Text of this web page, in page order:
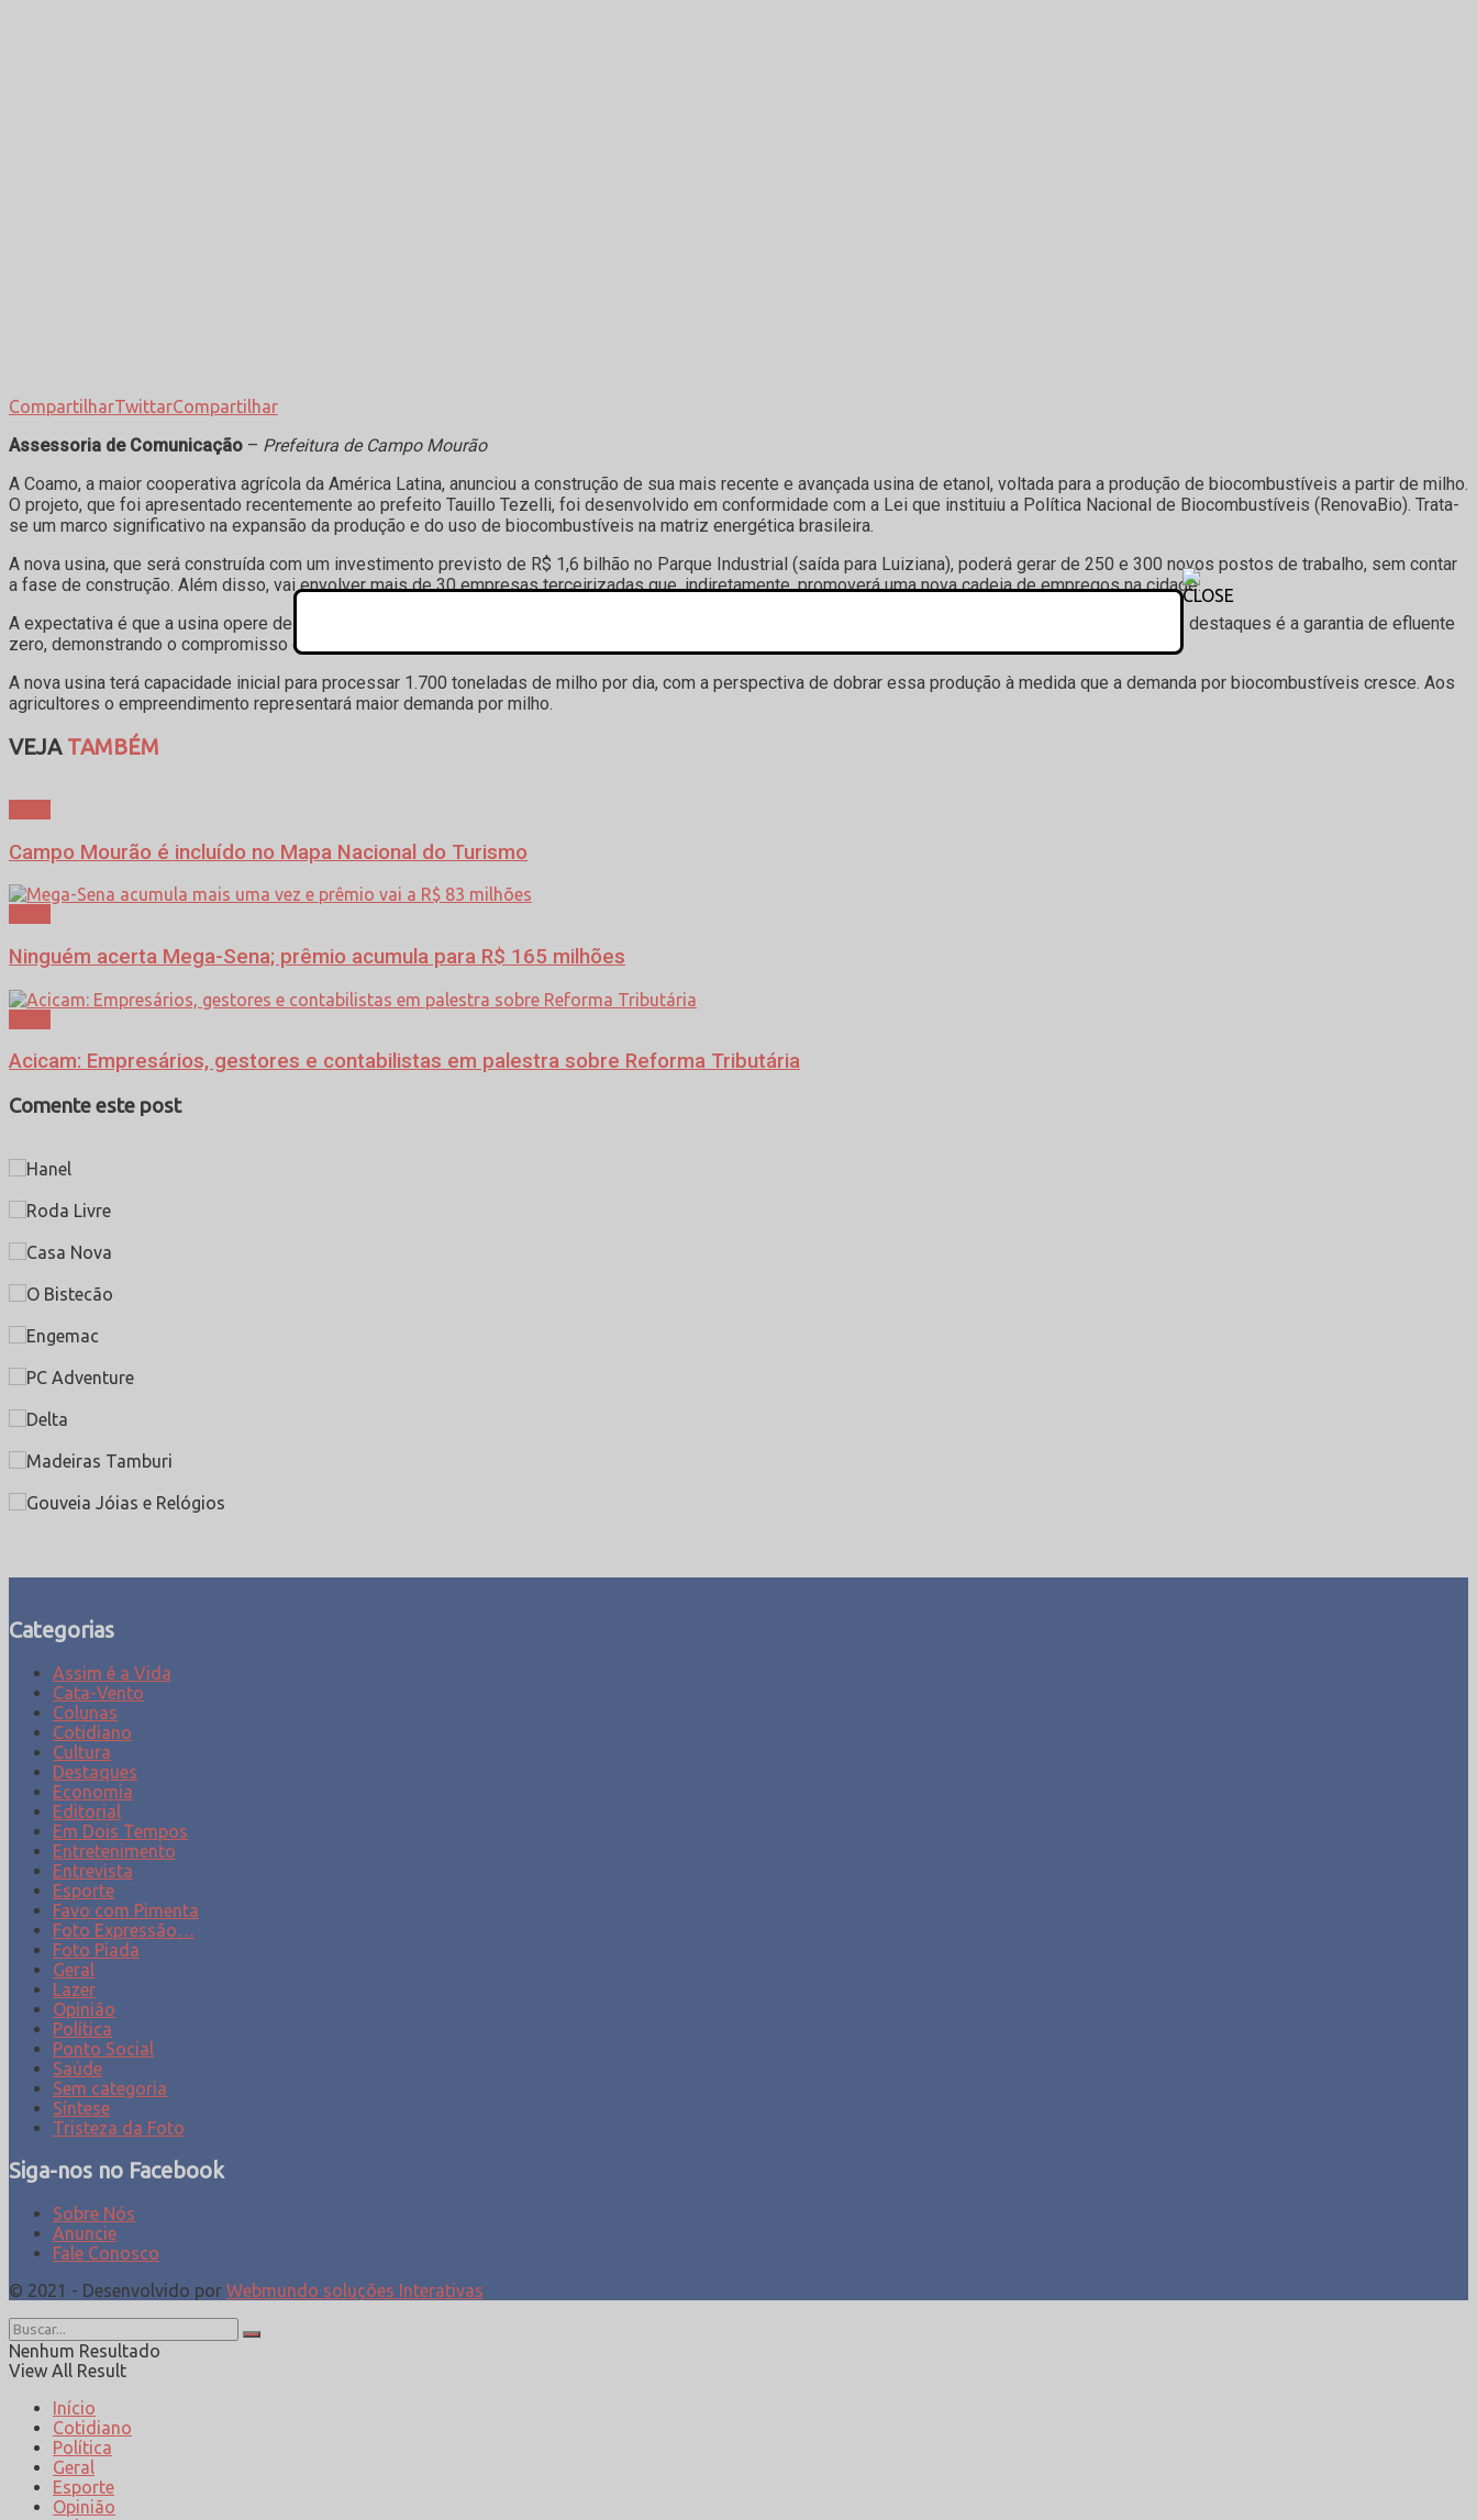
CompartilharTwittarCompartilhar
Assessoria de Comunicação – Prefeitura de Campo Mourão
A Coamo, a maior cooperativa agrícola da América Latina, anunciou a construção de sua mais recente e avançada usina de etanol, voltada para a produção de biocombustíveis a partir de milho.
O projeto, que foi apresentado recentemente ao prefeito Tauillo Tezelli, foi desenvolvido em conformidade com a Lei que instituiu a Política Nacional de Biocombustíveis (RenovaBio). Trata-
se um marco significativo na expansão da produção e do uso de biocombustíveis na matriz energética brasileira.
A nova usina, que será construída com um investimento previsto de R$ 1,6 bilhão no Parque Industrial (saída para Luiziana), poderá gerar de 250 e 300 novos postos de trabalho, sem contar
a fase de construção. Além disso, vai envolver mais de 30 empresas terceirizadas que, indiretamente, promoverá uma nova cadeia de empregos na cidade.
A expectativa é que a usina opere de maneira eficiente, utilizando tecnologia americana de ponta para se tornar a indústria mais moderna do país. Um dos destaques é a garantia de efluente
zero, demonstrando o compromisso com o meio ambiente e a responsabilidade social.
A nova usina terá capacidade inicial para processar 1.700 toneladas de milho por dia, com a perspectiva de dobrar essa produção à medida que a demanda por biocombustíveis cresce. Aos
agricultores o empreendimento representará maior demanda por milho.
VEJATAMBÉM
Campo Mourão é incluído no Mapa Nacional do Turismo
Ninguém acerta Mega-Sena; prêmio acumula para R$ 165 milhões
Acicam: Empresários, gestores e contabilistas em palestra sobre Reforma Tributária
Comente este post
Categorias
Assim é a Vida
Cata-Vento
Colunas
Cotidiano
Cultura
Destaques
Economia
Editorial
Em Dois Tempos
Entretenimento
Entrevista
Esporte
Favo com Pimenta
Foto Expressão…
Foto Piada
Geral
Lazer
Opinião
Política
Ponto Social
Saúde
Sem categoria
Síntese
Tristeza da Foto
Siga-nos no Facebook
Sobre Nós
Anuncie
Fale Conosco
© 2021 - Desenvolvido por Webmundo soluções Interativas
Nenhum Resultado
View All Result
Início
Cotidiano
Política
Geral
Esporte
Opinião